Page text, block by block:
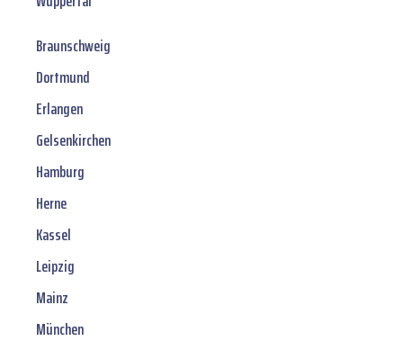
Braunschweig
Dortmund
Erlangen
Gelsenkirchen
Hamburg
Herne
Kassel
Leipzig
Mainz
München